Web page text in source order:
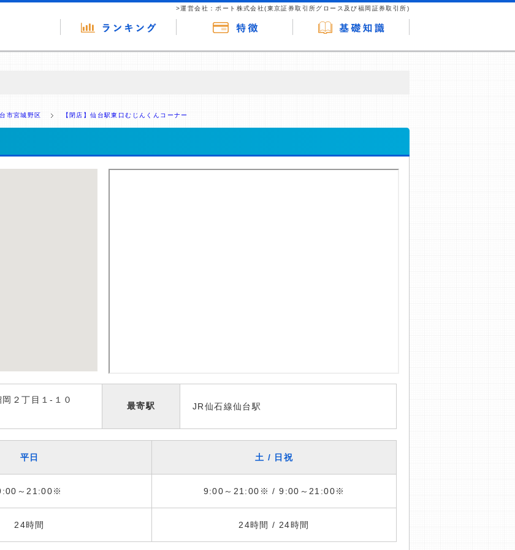
>運営会社：ポート株式会社(東京証券取引所グロース及び福岡証券取引所)
ています。
市宮城野区 【閉店】仙台駅東口むじんくんコーナー
２丁目１-１０
最寄駅 JR仙石線仙台駅
平日 土 / 日祝
～21:00※ 9:00～21:00※ / 9:00～21:00※
24時間 24時間 / 24時間